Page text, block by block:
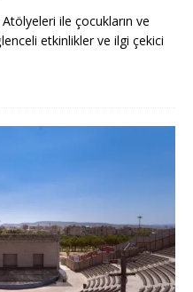
ile çocukların ve
etkinlikler ve ilgi çekici